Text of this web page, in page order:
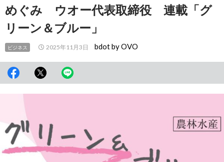
めぐみ ウオー代表取締役 連載「グ
リーン＆ブルー」
ビジネス 2025年11月3日 bdot by OVO